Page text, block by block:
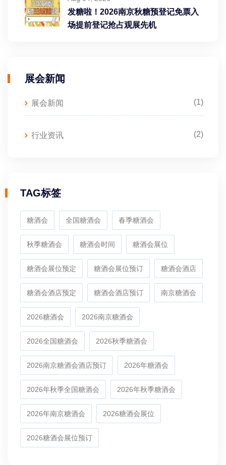
发糖啦！2026南京秋糖预登记免票入
场提前登记抢占观展先机
展会新闻
展会新闻 (1)
行业资讯 (2)
TAG标签
糖酒会 全国糖酒会 春季糖酒会
秋季糖酒会 糖酒会时间 糖酒会展位
糖酒会展位预定 糖酒会展位预订 糖酒会酒店
糖酒会酒店预定 糖酒会酒店预订 南京糖酒会
2026糖酒会 2026南京糖酒会
2026全国糖酒会 2026秋季糖酒会
2026南京糖酒会酒店预订 2026年糖酒会
2026年秋季全国糖酒会 2026年秋季糖酒会
2026年南京糖酒会 2026糖酒会展位
2026糖酒会展位预订